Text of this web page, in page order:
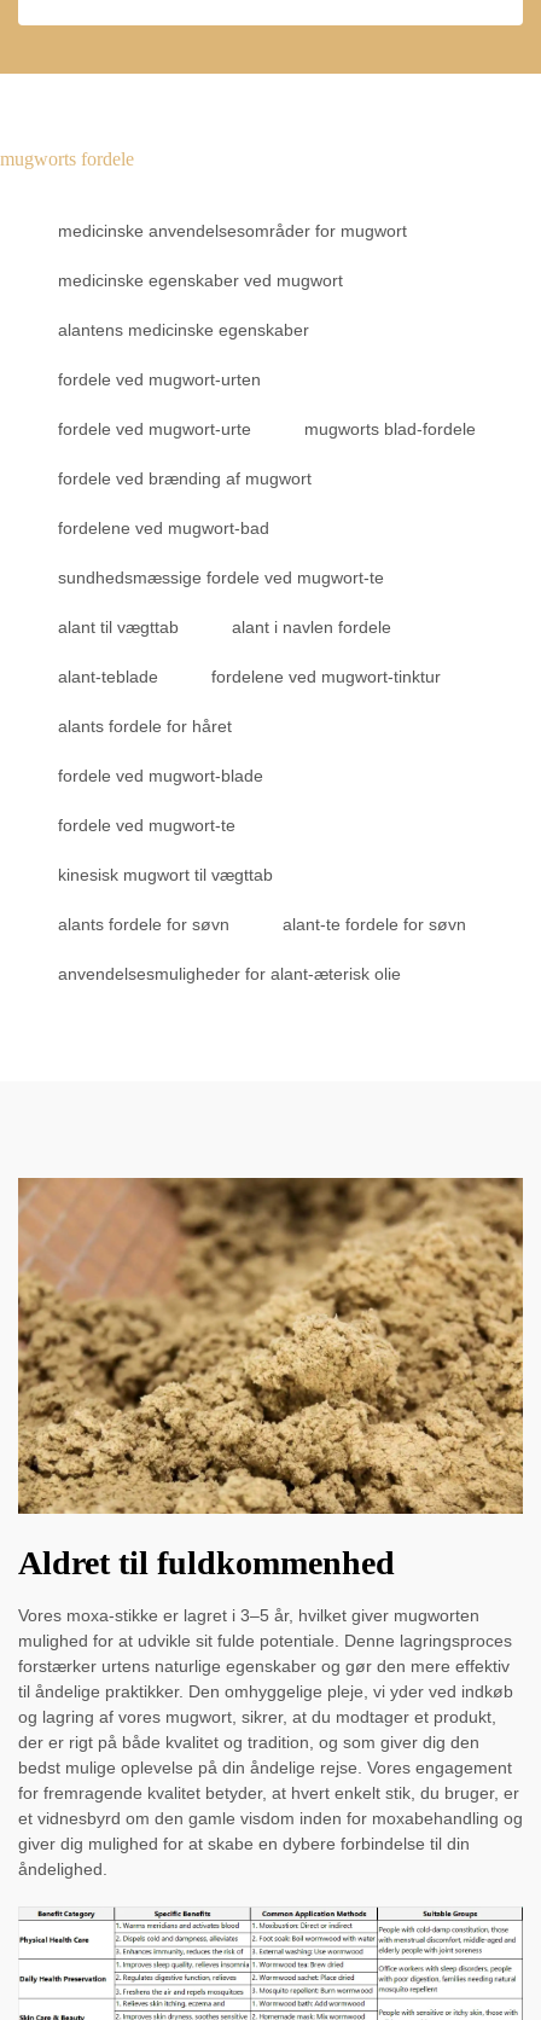
mugworts fordele
medicinske anvendelsesområder for mugwort
medicinske egenskaber ved mugwort
alantens medicinske egenskaber
fordele ved mugwort-urten
fordele ved mugwort-urte mugworts blad-fordele
fordele ved brænding af mugwort
fordelene ved mugwort-bad
sundhedsmæssige fordele ved mugwort-te
alant til vægttab alant i navlen fordele
alant-teblade fordelene ved mugwort-tinktur
alants fordele for håret
fordele ved mugwort-blade
fordele ved mugwort-te
kinesisk mugwort til vægttab
alants fordele for søvn alant-te fordele for søvn
anvendelsesmuligheder for alant-æterisk olie
Aldret til fuldkommenhed
Vores moxa-stikke er lagret i 3–5 år, hvilket giver mugworten
mulighed for at udvikle sit fulde potentiale. Denne lagringsproces
forstærker urtens naturlige egenskaber og gør den mere effektiv
til åndelige praktikker. Den omhyggelige pleje, vi yder ved indkøb
og lagring af vores mugwort, sikrer, at du modtager et produkt,
der er rigt på både kvalitet og tradition, og som giver dig den
bedst mulige oplevelse på din åndelige rejse. Vores engagement
for fremragende kvalitet betyder, at hvert enkelt stik, du bruger, er
et vidnesbyrd om den gamle visdom inden for moxabehandling og
giver dig mulighed for at skabe en dybere forbindelse til din
åndelighed.